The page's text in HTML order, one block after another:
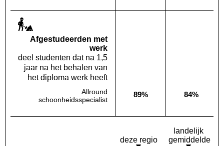
Af­gestudeerden met
werk
deel studenten dat na 1,5
jaar na het behalen van
het diploma werk heeft
Allround
schoonheidsspecialist
Deze opleiding:
89% Landelijk
84%
deze regio
landelijk
gemiddelde